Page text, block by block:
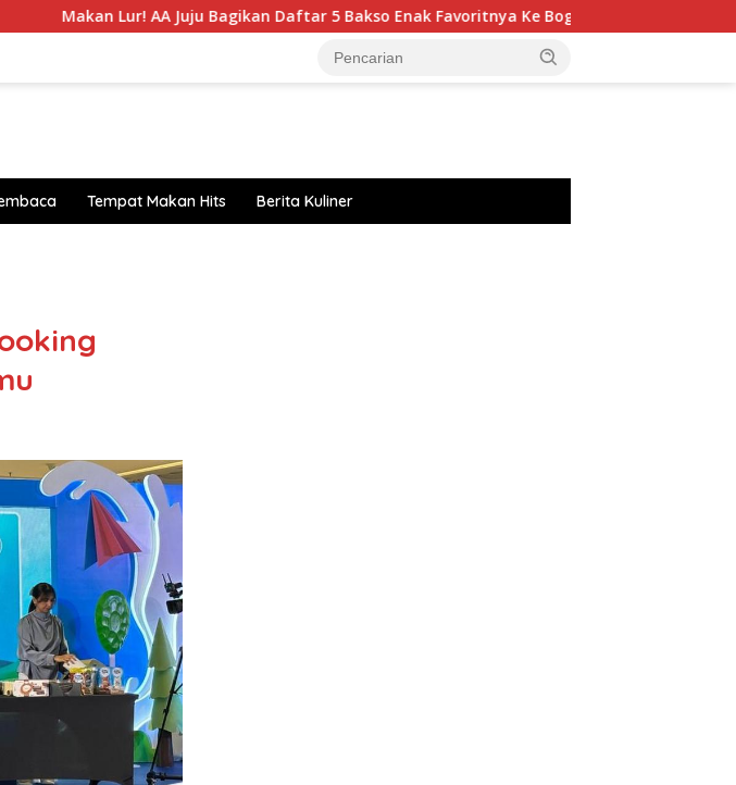
AA Juju Bagikan Daftar 5 Bakso Enak Favoritnya Ke Bogor Seru! Ayu Ting Ting Ajak
Tempat Makan Hits Berita Kuliner